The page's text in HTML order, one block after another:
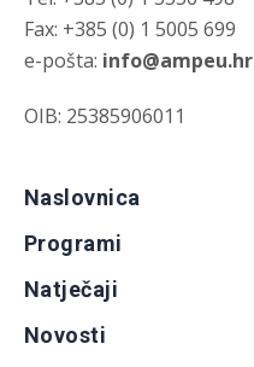
Fax: +385 (0) 1 5005 699
e-pošta: info@ampeu.hr
OIB: 25385906011
Naslovnica
Programi
Natječaji
Novosti